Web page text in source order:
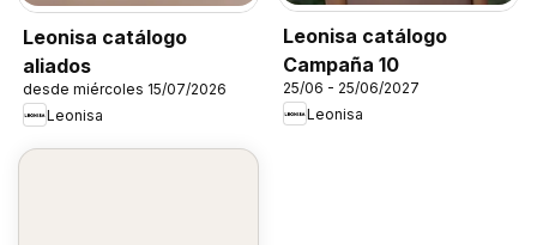
Leonisa catálogo
aliados
desde miércoles 15/07/2026
Leonisa
Leonisa catálogo
Campaña 10
25/06 - 25/06/2027
Leonisa